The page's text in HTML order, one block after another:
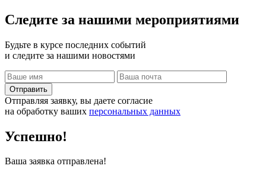
Следите за нашими мероприятиями
Будьте в курсе последних событий
и следите за нашими новостями
Отправить
Отправляя заявку, вы даете согласие
на обработку ваших персональных данных
Успешно!
Ваша заявка отправлена!